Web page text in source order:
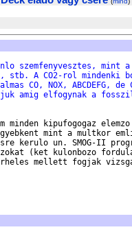
szemfenyvesztes, mint a
A CO2-rol mindenki
CO, NOX, ABCDEFG, de
amig elfogynak a
minden kipufogogaz elemzo
mint a multkor
kerulo un. SMOG-II
(ket kulonbozo
mellett fogjak